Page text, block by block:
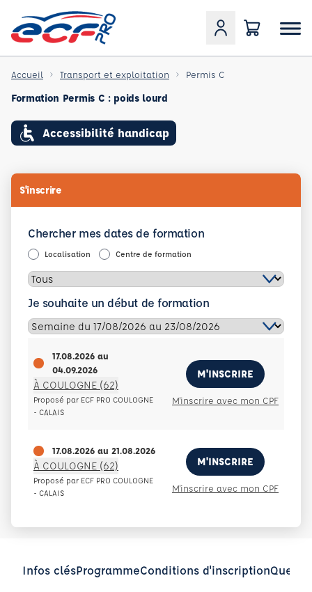
Accueil Transport et exploitation Permis C
Formation Permis C : poids lourd
Accessibilité handicap
S'inscrire
Chercher mes dates de formation
Localisation Centre de formation
Je souhaite un début de formation
17.08.2026 au
04.09.2026
À COULOGNE (62)
Proposé par ECF PRO COULOGNE
- CALAIS
M'INSCRIRE
M'inscrire avec mon CPF
17.08.2026 au 21.08.2026
À COULOGNE (62)
Proposé par ECF PRO COULOGNE
- CALAIS
M'INSCRIRE
M'inscrire avec mon CPF
Infos clésProgrammeConditions d'inscription